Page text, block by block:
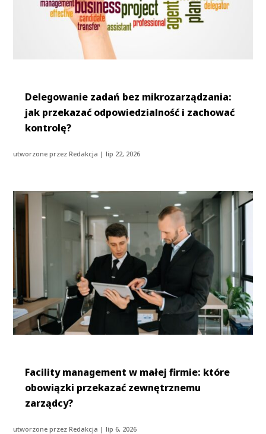
Delegowanie zadań bez mikrozarządzania:
jak przekazać odpowiedzialność i zachować
kontrolę?
utworzone przezRedakcja |lip 22, 2026
Facility management w małej firmie: które
obowiązki przekazać zewnętrznemu
zarządcy?
utworzone przezRedakcja |lip 6, 2026